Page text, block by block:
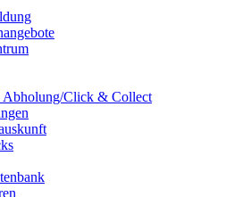
Abholung/Click & Collect